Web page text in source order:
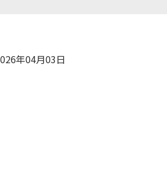
年04月03日